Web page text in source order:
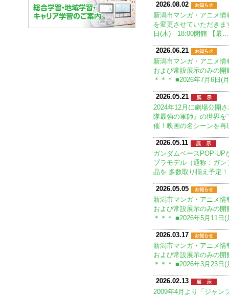
2026.08.02
新潟市マンガ・アニメ
を変更させていただき
日(木) 18:00閉館 【最…
2026.06.21
新潟市マンガ・アニメ
および常設展示のみの
＊＊＊ ■2026年7月6日(
2026.05.21
2024年12月に劇場公開
隊最強の軍師』の世界を
催！映画の名シーンを
2026.05.11
ガンダムベースPOP-UP
プラモデル（通称：ガ
品を 多数取り揃え予定
2026.05.05
新潟市マンガ・アニメ
および常設展示のみの
＊＊＊ ■2026年5月11日
2026.03.17
新潟市マンガ・アニメ
および常設展示のみの
＊＊＊ ■2026年3月23日
2026.02.13
2009年4月より「ジャン